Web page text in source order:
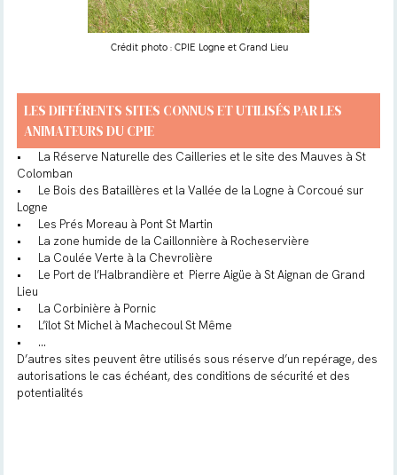
Crédit photo : CPIE Logne et Grand Lieu
LES DIFFÉRENTS SITES CONNUS ET UTILISÉS PAR LES
ANIMATEURS DU CPIE
•
La Réserve Naturelle des Cailleries et le site des Mauves à St
Colomban
•
Le Bois des Bataillères et la Vallée de la Logne à Corcoué sur
Logne
•
Les Prés Moreau à Pont St Martin
•
La zone humide de la Caillonnière à Rocheservière
•
La Coulée Verte à la Chevrolière
•
Le Port de l’Halbrandière et Pierre Aigüe à St Aignan de Grand
Lieu
•
La Corbinière à Pornic
•
L’îlot St Michel à Machecoul St Même
•
…
D’autres sites peuvent être utilisés sous réserve d’un repérage, des
autorisations le cas échéant, des conditions de sécurité et des
potentialités